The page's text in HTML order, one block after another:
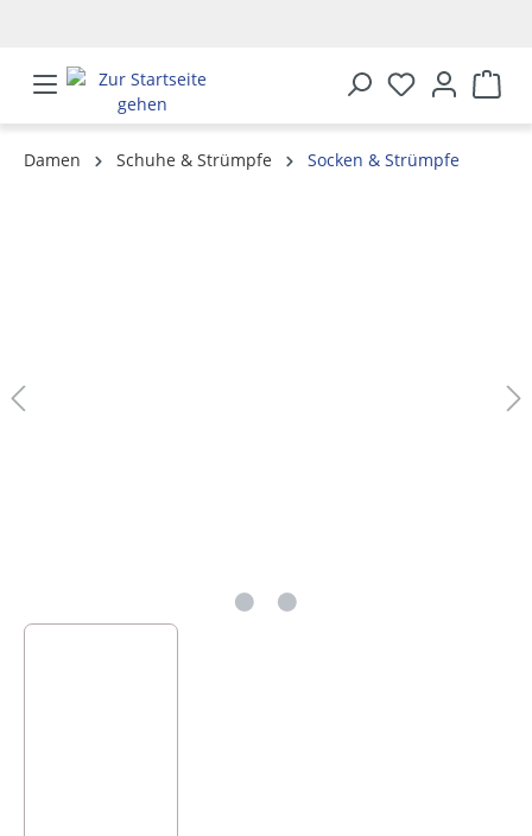
Damen Schuhe & Strümpfe
Socken & Strümpfe